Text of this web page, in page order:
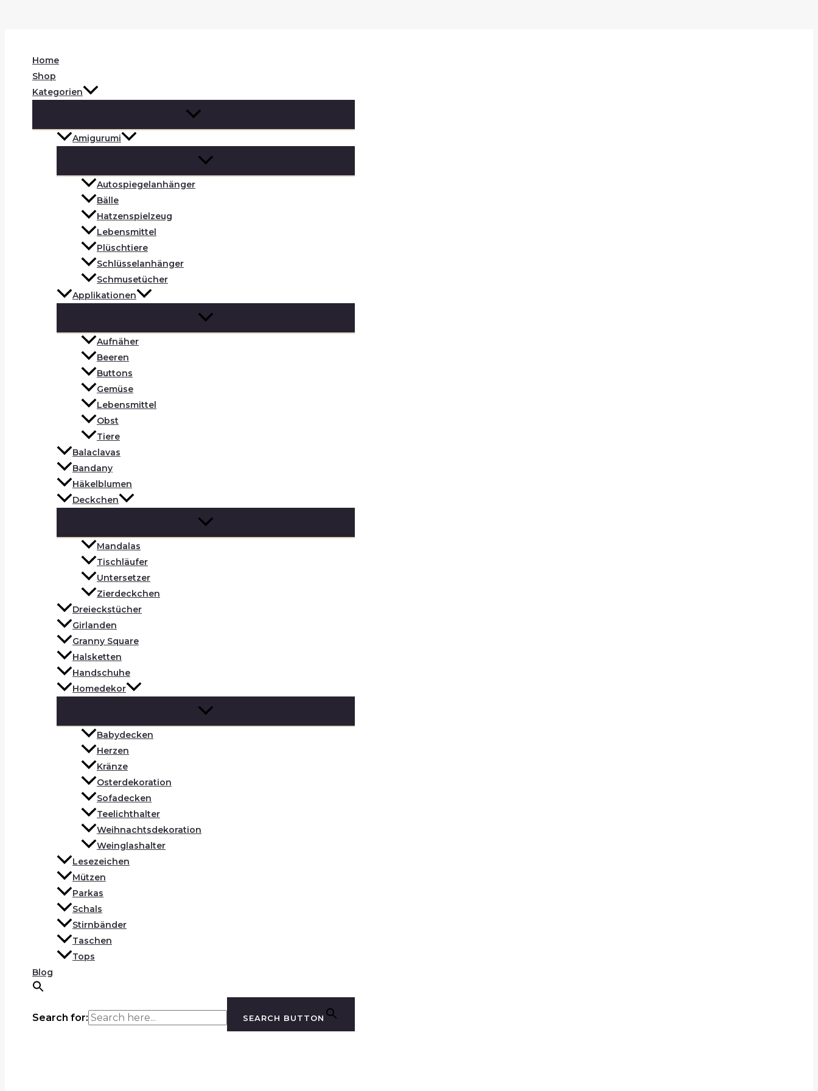
Home
Shop
Kategorien
Amigurumi
Autospiegelanhänger
Bälle
Hatzenspielzeug
Lebensmittel
Plüschtiere
Schlüsselanhänger
Schmusetücher
Applikationen
Aufnäher
Beeren
Buttons
Gemüse
Lebensmittel
Obst
Tiere
Balaclavas
Bandany
Häkelblumen
Deckchen
Mandalas
Tischläufer
Untersetzer
Zierdeckchen
Dreieckstücher
Girlanden
Granny Square
Halsketten
Handschuhe
Homedekor
Babydecken
Herzen
Kränze
Osterdekoration
Sofadecken
Teelichthalter
Weihnachtsdekoration
Weinglashalter
Lesezeichen
Mützen
Parkas
Schals
Stirnbänder
Taschen
Tops
Blog
Search for: SEARCH BUTTON